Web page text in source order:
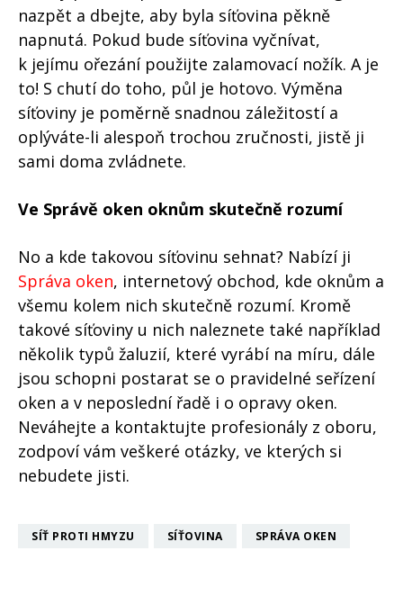
nazpět a dbejte, aby byla síťovina pěkně
napnutá. Pokud bude síťovina vyčnívat,
k jejímu ořezání použijte zalamovací nožík. A je
to! S chutí do toho, půl je hotovo. Výměna
síťoviny je poměrně snadnou záležitostí a
oplýváte-li alespoň trochou zručnosti, jistě ji
sami doma zvládnete.
Ve Správě oken oknům skutečně rozumí
No a kde takovou síťovinu sehnat? Nabízí ji
Správa oken, internetový obchod, kde oknům a
všemu kolem nich skutečně rozumí. Kromě
takové síťoviny u nich naleznete také například
několik typů žaluzií, které vyrábí na míru, dále
jsou schopni postarat se o pravidelné seřízení
oken a v neposlední řadě i o opravy oken.
Neváhejte a kontaktujte profesionály z oboru,
zodpoví vám veškeré otázky, ve kterých si
nebudete jisti.
SÍŤ PROTI HMYZU SÍŤOVINA SPRÁVA OKEN